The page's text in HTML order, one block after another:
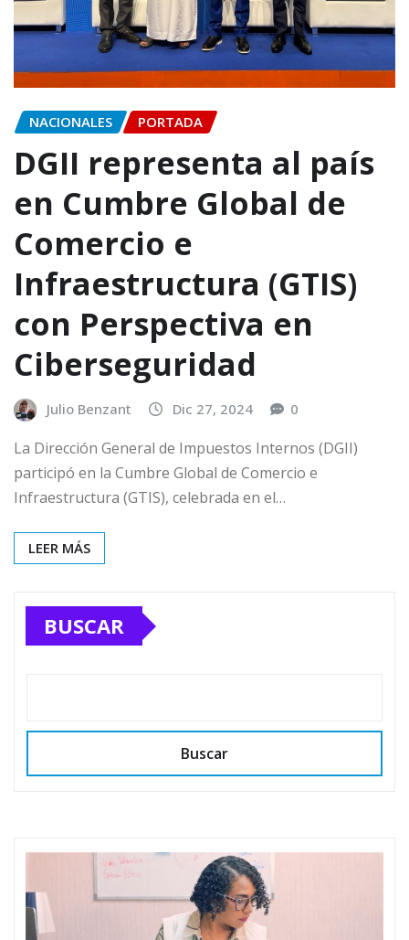
NACIONALES PORTADA
DGII representa al país
en Cumbre Global de
Comercio e
Infraestructura (GTIS)
con Perspectiva en
Ciberseguridad
Julio Benzant Dic 27, 2024 0
La Dirección General de Impuestos Internos (DGII)
participó en la Cumbre Global de Comercio e
Infraestructura (GTIS), celebrada en el…
LEER MÁS
BUSCAR
Buscar